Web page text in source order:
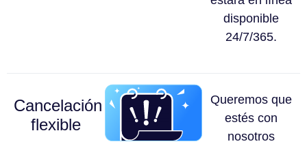
disponible
24/7/365.
Cancelación
flexible
Queremos que
estés con
nosotros